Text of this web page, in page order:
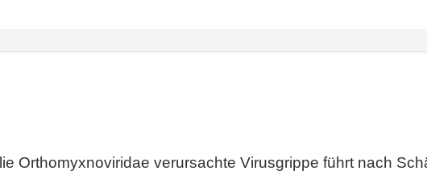
Orthomyxnoviridae verursachte Virusgrippe führt nach